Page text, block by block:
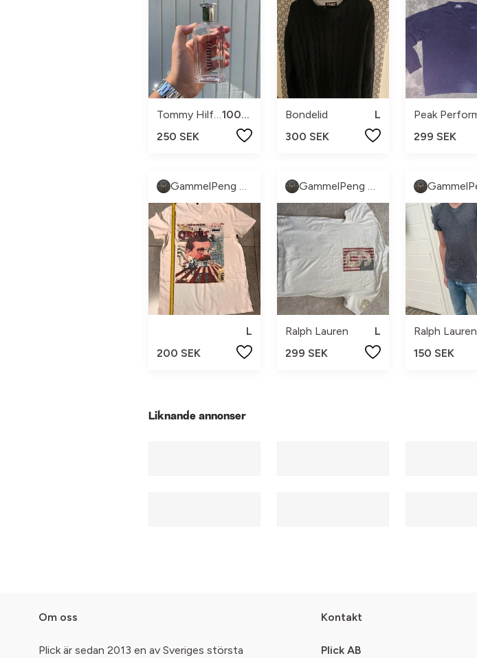
Tommy Hilfiger
100 ml
250 SEK
Bondelid
L
300 SEK
299 SEK
GammelPeng UF
L
200 SEK
GammelPeng UF
Ralph Lauren
L
299 SEK
Ralph Lauren
150 SEK
Liknande annonser
Om oss
Plick är sedan 2013 en av Sveriges största
Kontakt
Plick AB